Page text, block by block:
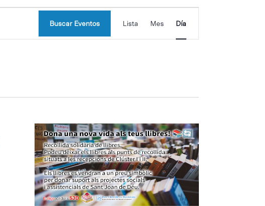
Buscar Eventos
de
vistas
Lista Mes Día